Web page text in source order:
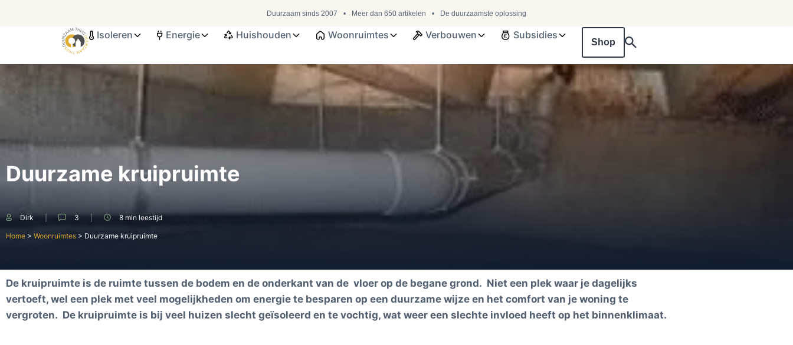
Duurzaam sinds 2007 Meer dan 650 artikelen De duurzaamste oplossing
Isoleren Energie Huishouden Woonruimtes Verbouwen Subsidies
Shop
Duurzame kruipruimte
Dirk 3 8 min leestijd
Home > Woonruimtes > Duurzame kruipruimte
De kruipruimte is de ruimte tussen de bodem en de onderkant van de vloer op de begane grond. Niet een plek waar je dagelijks
vertoeft, wel een plek met veel mogelijkheden om energie te besparen op een duurzame wijze en het comfort van je woning te
vergroten. De kruipruimte is bij veel huizen slecht geïsoleerd en te vochtig, wat weer een slechte invloed heeft op het binnenklimaat.